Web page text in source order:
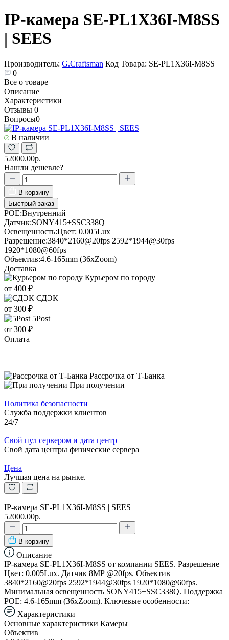
IP-камера SE-PL1X36I-M8SS
| SEES
Производитель: G.Craftsman Код Товара: SE-PL1X36I-M8SS
0
Все о товаре
Описание
Характеристики
Отзывы 0
Вопросы0
В наличии
52000.00р.
Нашли дешевле?
В корзину
Быстрый заказ
POE:Внутренний
Датчик:SONY415+SSC338Q
Освещенность:Цвет: 0.005Lux
Разрешение:3840*2160@20fps 2592*1944@30fps
1920*1080@60fps
Объектив:4.6-165mm (36xZoom)
Доставка
Курьером по городу
от 400 ₽
СДЭК
от 300 ₽
5Post
от 300 ₽
Оплата
Рассрочка от Т-Банка
При получении
Политика безопасности
Служба поддержки клиентов
24/7
Свой пул сервером и дата центр
Свой дата центры физические сервера
Цена
Лучшая цена на рынке.
IP-камера SE-PL1X36I-M8SS | SEES
52000.00р.
В корзину
Описание
IP-камера SE-PL1X36I-M8SS от компании SEES. Разрешение
Цвет: 0.005Lux. Датчик 8MP @20fps. Объектив
3840*2160@20fps 2592*1944@30fps 1920*1080@60fps.
Минимальная освещенность SONY415+SSC338Q. Поддержка
POE: 4.6-165mm (36xZoom). Ключевые особенности:
Характеристики
Основные характеристики Камеры
Объектив